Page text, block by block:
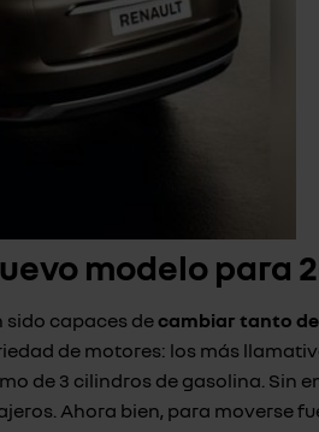
modelo para
sido capaces decambiar tanto
de motores: los más
de 3 cilindros de gasolina.
Ahora bien, para moverse